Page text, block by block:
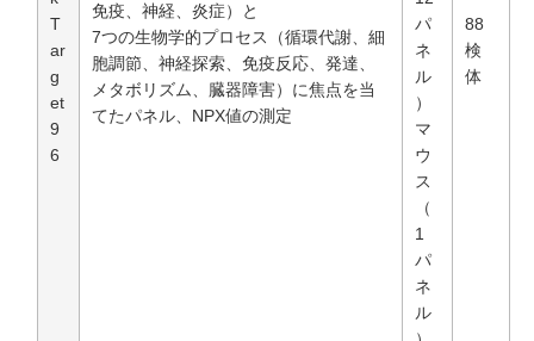
T
ar
g
et
9
6
免疫、神経、炎症）と
7つの生物学的プロセス（循環代謝、細
胞調節、神経探索、免疫反応、発達、
メタボリズム、臓器障害）に焦点を当
てたパネル、NPX値の測定
パ
ネ
ル
）
マ
ウ
ス
（
1
パ
ネ
ル
88
検
体